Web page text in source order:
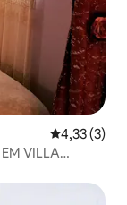
4,33 de
4,33 (3)